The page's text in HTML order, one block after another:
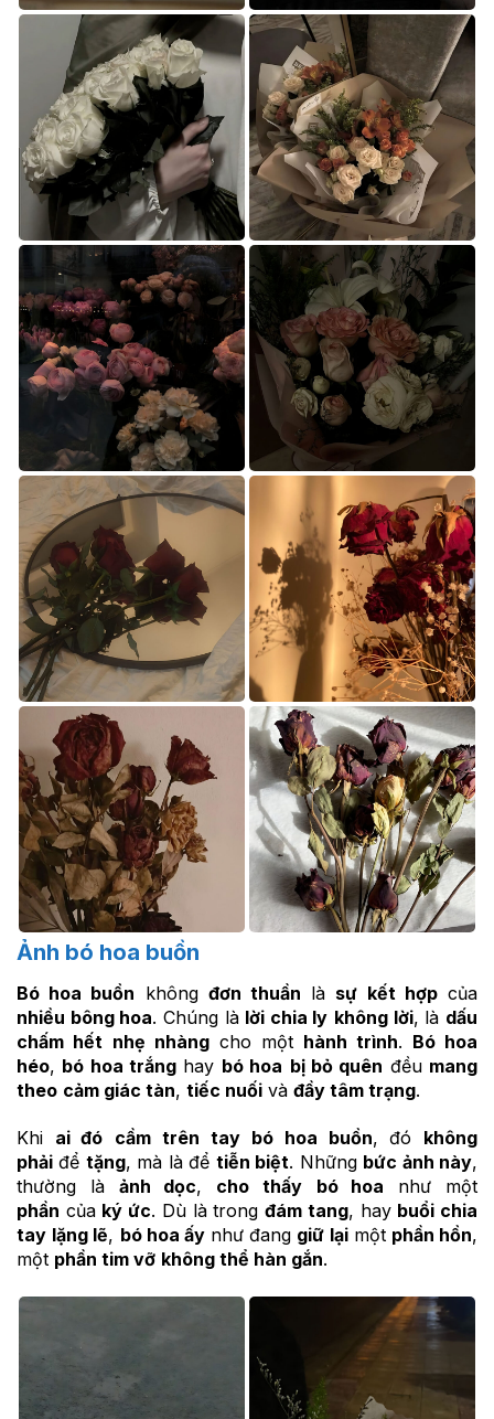
Ảnh bó hoa buồn
Bó hoa buồn không đơn thuần là sự kết hợpcủa
nhiều bông hoa. Chúng là lời chia ly không lời, là dấu
chấm hết nhẹ nhàng cho một hành trình. Bó hoa
héo, bó hoa trắng hay bó hoa bị bỏ quên đều mang
theo cảm giác tàn, tiếc nuối và đầy tâm trạng.
Khi ai đó cầm trên tay bó hoa buồn, đó không
phải để tặng, mà là để tiễn biệt. Những bức ảnh này,
thường là ảnh dọc, cho thấy bó hoa như một
phần của ký ức. Dù là trongđám tang, hay buổi chia
tay lặng lẽ, bó hoa ấynhư đang giữ lạimột phần hồn,
một phần tim vỡ không thể hàn gắn.